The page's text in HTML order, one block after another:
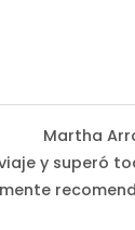
Martha
y